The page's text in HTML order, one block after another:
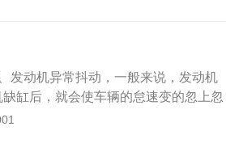
发动机异常抖动，一般来说，发动机
缸后，就会使车辆的怠速变的忽上忽
下降，汽车的动力是压缩发动机气缸